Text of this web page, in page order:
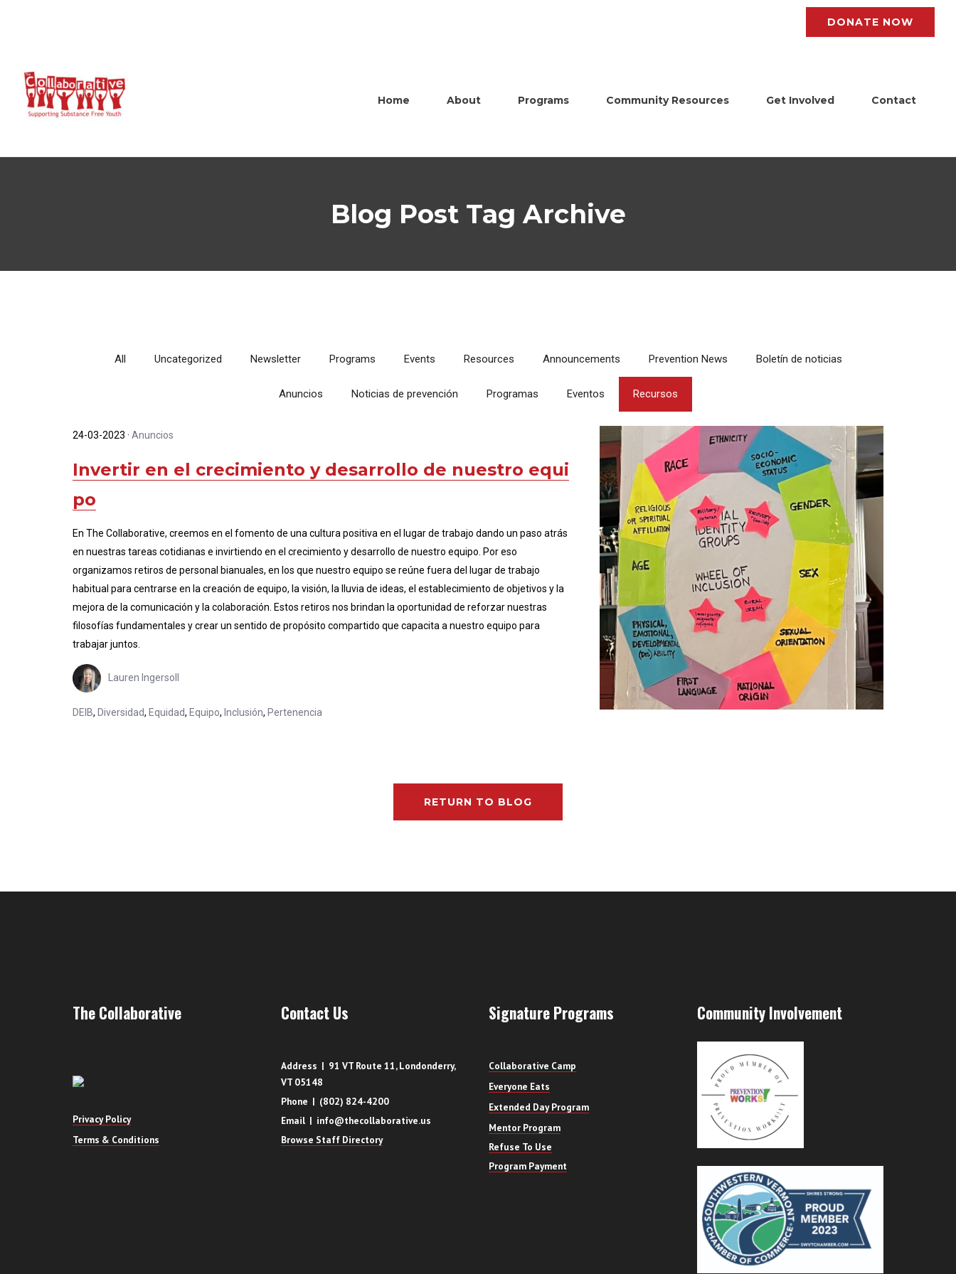
DONATE NOW
Home About Programs Community Resources Get Involved Contact
Blog Post Tag Archive
All Uncategorized Newsletter Programs Events Resources Announcements Prevention News Boletín de noticias
Anuncios Noticias de prevención Programas Eventos Recursos
24-03-2023 · Anuncios
Invertir en el crecimiento y desarrollo de nuestro equi
po
En The Collaborative, creemos en el fomento de una cultura positiva en el lugar de trabajo dando un paso atrás
en nuestras tareas cotidianas e invirtiendo en el crecimiento y desarrollo de nuestro equipo. Por eso
organizamos retiros de personal bianuales, en los que nuestro equipo se reúne fuera del lugar de trabajo
habitual para centrarse en la creación de equipo, la visión, la lluvia de ideas, el establecimiento de objetivos y la
mejora de la comunicación y la colaboración. Estos retiros nos brindan la oportunidad de reforzar nuestras
filosofías fundamentales y crear un sentido de propósito compartido que capacita a nuestro equipo para
trabajar juntos.
Lauren Ingersoll
DEIB, Diversidad, Equidad, Equipo, Inclusión, Pertenencia
RETURN TO BLOG
The Collaborative
Privacy Policy
Terms & Conditions
Contact Us
Address | 91 VT Route 11, Londonderry,
VT 05148
Phone | (802) 824-4200
Email | info@thecollaborative.us
Browse Staff Directory
Signature Programs
Collaborative Camp
Everyone Eats
Extended Day Program
Mentor Program
Refuse To Use
Program Payment
Community Involvement